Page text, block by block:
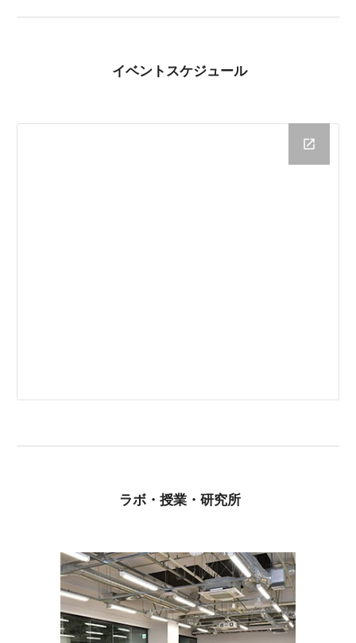
イベントスケジュール
ラボ・授業・研究所